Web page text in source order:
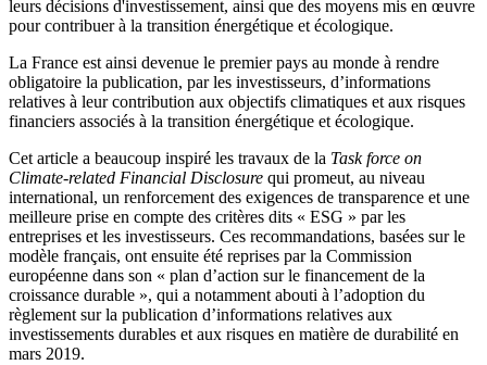
leurs décisions d'investissement, ainsi que des moyens mis en œuvre
pour contribuer à la transition énergétique et écologique.
La France est ainsi devenue le premier pays au monde à rendre
obligatoire la publication, par les investisseurs, d’informations
relatives à leur contribution aux objectifs climatiques et aux risques
financiers associés à la transition énergétique et écologique.
Cet article a beaucoup inspiré les travaux de la Task force on
Climate-related Financial Disclosure qui promeut, au niveau
international, un renforcement des exigences de transparence et une
meilleure prise en compte des critères dits « ESG » par les
entreprises et les investisseurs. Ces recommandations, basées sur le
modèle français, ont ensuite été reprises par la Commission
européenne dans son « plan d’action sur le financement de la
croissance durable », qui a notamment abouti à l’adoption du
règlement sur la publication d’informations relatives aux
investissements durables et aux risques en matière de durabilité en
mars 2019.